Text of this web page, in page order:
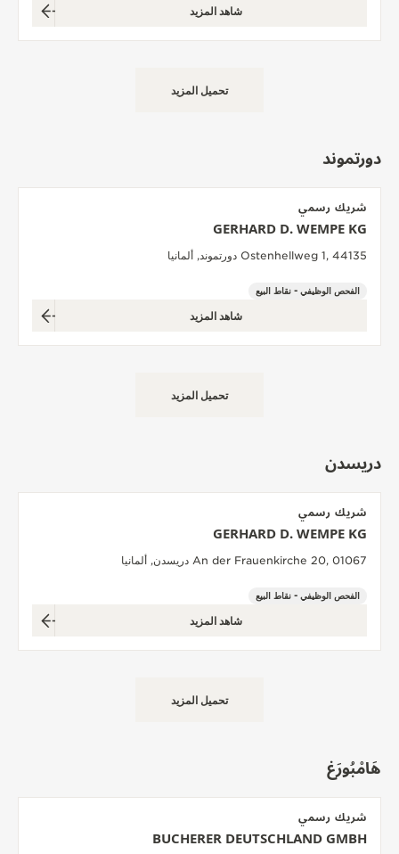
شاهد المزيد
تحميل المزيد
دورتموند
شريك رسمي
GERHARD D. WEMPE KG
Ostenhellweg 1, 44135 دورتموند, ألمانيا
الفحص الوظيفي - نقاط البيع
شاهد المزيد
تحميل المزيد
دريسدن
شريك رسمي
GERHARD D. WEMPE KG
An der Frauenkirche 20, 01067 دريسدن, ألمانيا
الفحص الوظيفي - نقاط البيع
شاهد المزيد
تحميل المزيد
هَامْبُورَغ
شريك رسمي
BUCHERER DEUTSCHLAND GMBH